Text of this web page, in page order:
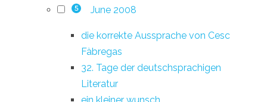
5 June 2008
die korrekte Aussprache von Cesc
Fàbregas
32. Tage der deutschsprachigen
Literatur
ein kleiner wunsch